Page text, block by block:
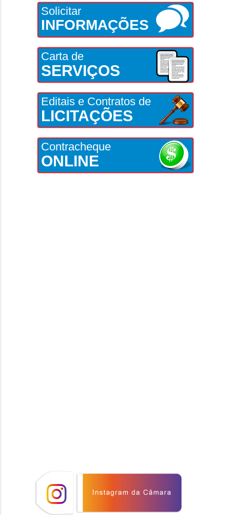
Solicitar
INFORMAÇÕES
Carta de
SERVIÇOS
Editais e Contratos de
LICITAÇÕES
Contracheque
ONLINE